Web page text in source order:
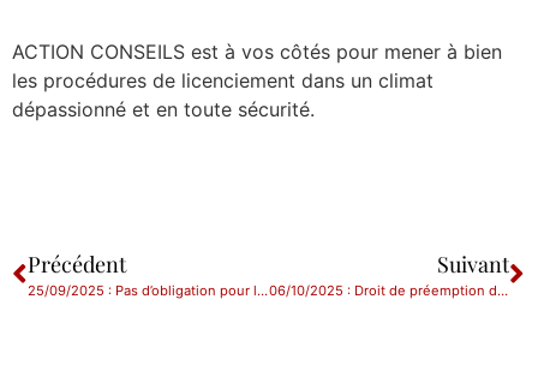
ACTION CONSEILS est à vos côtés pour mener à bien
les procédures de licenciement dans un climat
dépassionné et en toute sécurité.
Précédent
25/09/2025 : Pas d’obligation pour l’employeur d’informer le salarié du droit de se taire lors de l’entretien préalable au licenciement
Suivant
06/10/2025 : Droit de préemption de la SAFER : précision sur les biens concernés